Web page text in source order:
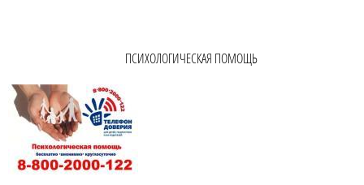
ПСИХОЛОГИЧЕСКАЯ ПОМОЩЬ